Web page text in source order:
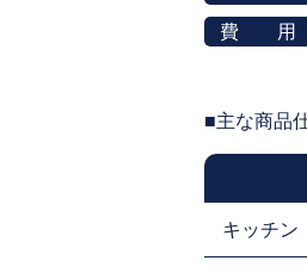
費 用
■主な商品
キッチン